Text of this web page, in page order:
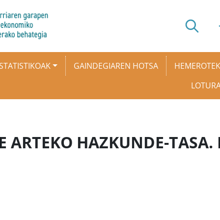
GAINDEGIAREN HOTSA
ARTEKO HAZKUNDE-TASA.